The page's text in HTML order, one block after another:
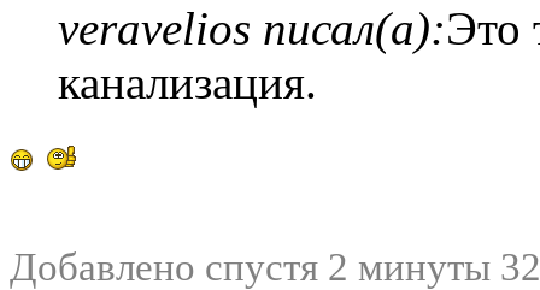
veravelios писал(а):Это
канализация.
Добавлено спустя 2 минуты